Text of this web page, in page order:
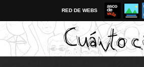
RED DE WEBS